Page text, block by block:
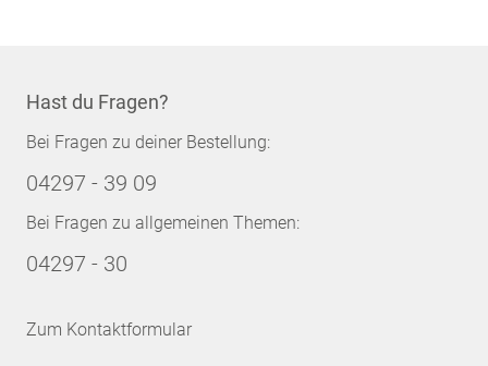
Hast du Fragen?
Bei Fragen zu deiner Bestellung:
04297 - 39 09
Bei Fragen zu allgemeinen Themen:
04297 - 30
Zum Kontaktformular